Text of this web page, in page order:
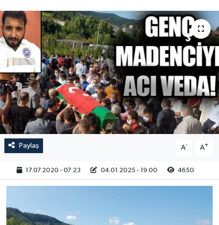
Paylaş A- A+
17.07.2020 - 07:23 04.01.2025 - 19:00 4650
KÜLTÜR-SANAT
YAŞAM
RESMİ İLAN
Son Dakika Haberleri
Haber Arşivi